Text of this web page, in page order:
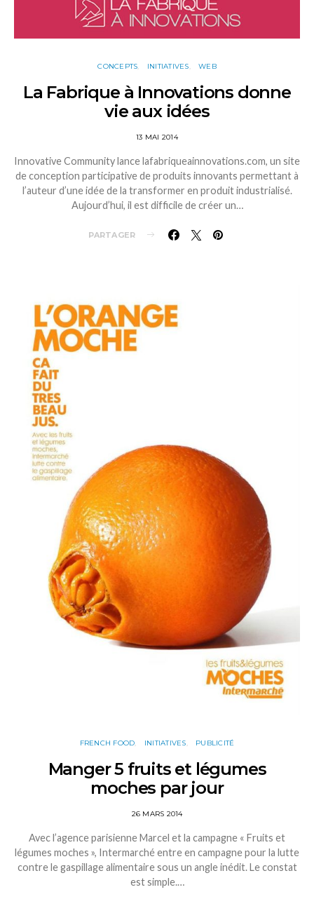
CONCEPTS INITIATIVES WEB
La Fabrique à Innovations donne
vie aux idées
13 MAI 2014
Innovative Community lance lafabriqueainnovations.com, un site
de conception participative de produits innovants permettant à
l’auteur d’une idée de la transformer en produit industrialisé.
Aujourd’hui, il est difficile de créer un…
PARTAGER
FRENCH FOOD INITIATIVES PUBLICITÉ
Manger 5 fruits et légumes
moches par jour
26 MARS 2014
Avec l’agence parisienne Marcel et la campagne « Fruits et
légumes moches », Intermarché entre en campagne pour la lutte
contre le gaspillage alimentaire sous un angle inédit. Le constat
est simple.…